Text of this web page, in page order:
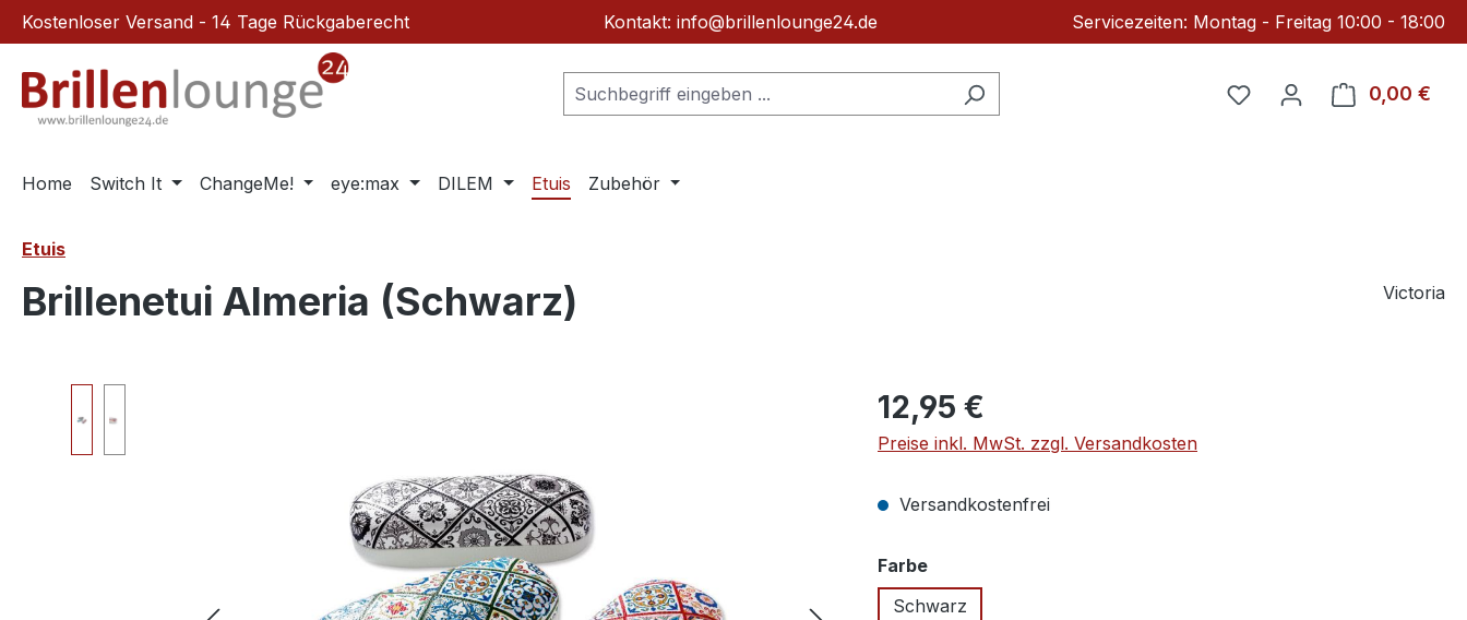
Hauptinhalt springen
Zur Suche springen
Zur Hauptnavigation springen
Kostenloser Versand - 14 Tage Rückgaberecht Kontakt: info@brillenlounge24.de Servicezeiten: Montag - Freitag 10:00 - 18:00
Du hast 0 Produkte auf
0,00 €
Home Switch It ChangeMe! eye:max DILEM Etuis Zubehör
Etuis
Brillenetui Almeria (Schwarz) Victoria
Regulärer Preis:
12,95 €
Preise inkl. MwSt. zzgl. Versandkosten
Versandkostenfrei
Farbeauswählen
Schwarz